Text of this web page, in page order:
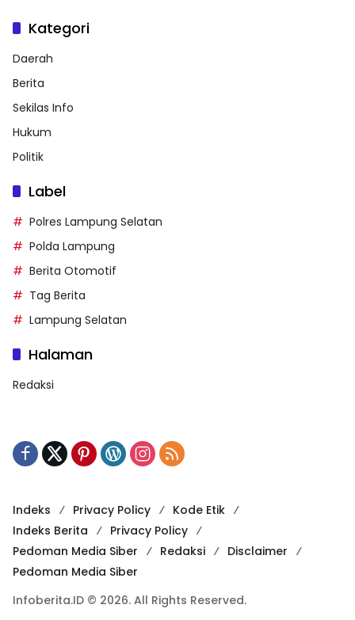
Kategori
Daerah
Berita
Sekilas Info
Hukum
Politik
Label
Polres Lampung Selatan
Polda Lampung
Berita Otomotif
Tag Berita
Lampung Selatan
Halaman
Redaksi
Indeks Privacy Policy
Kode Etik
Indeks Berita
Privacy Policy
Pedoman Media Siber
Redaksi
Disclaimer
Pedoman Media Siber
Infoberita.ID © 2026. All Rights Reserved.